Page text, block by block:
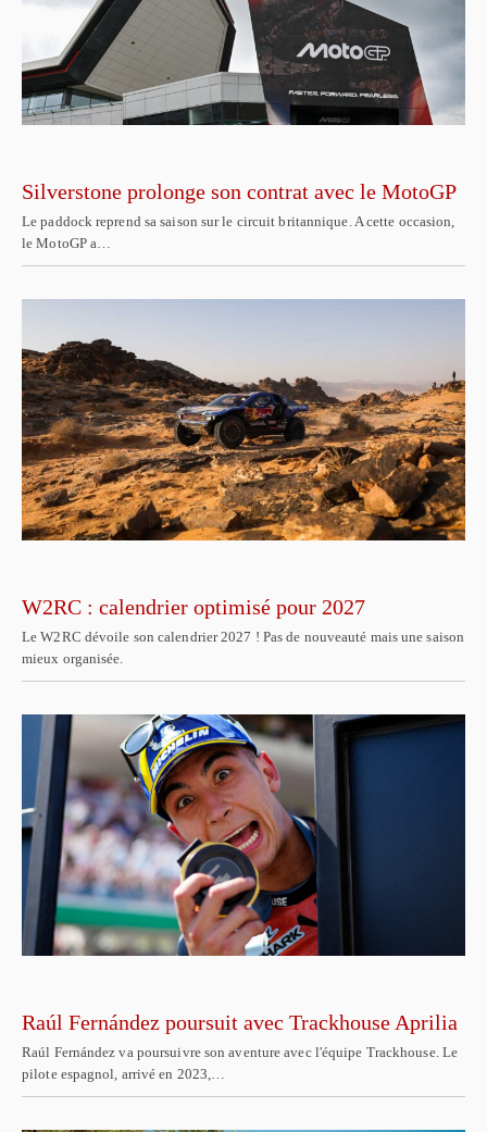
Silverstone prolonge son contrat avec le MotoGP
Le paddock reprend sa saison sur le circuit britannique. A cette occasion,
le MotoGP a…
W2RC : calendrier optimisé pour 2027
Le W2RC dévoile son calendrier 2027 ! Pas de nouveauté mais une saison
mieux organisée.
Raúl Fernández poursuit avec Trackhouse Aprilia
Raúl Fernández va poursuivre son aventure avec l'équipe Trackhouse. Le
pilote espagnol, arrivé en 2023,…